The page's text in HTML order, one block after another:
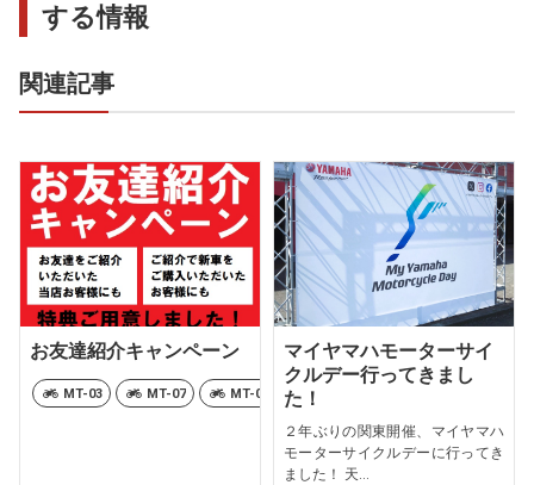
する情報
関連記事
お友達紹介キャンペーン
MT-03 MT-07 MT-07 Y-AMT
マイヤマハモーターサイ
クルデー行ってきまし
た！
２年ぶりの関東開催、マイヤマハ
モーターサイクルデーに行ってき
ました！ 天...